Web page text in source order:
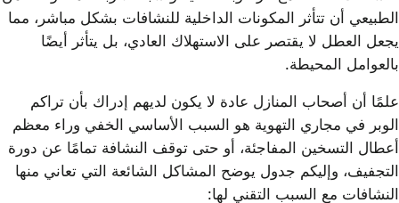
الطبيعي أن تتأثر المكونات الداخلية للنشافات بشكل مباشر، مما
يجعل العطل لا يقتصر على الاستهلاك العادي، بل يتأثر أيضًا
بالعوامل المحيطة.
علمًا أن أصحاب المنازل عادة لا يكون لديهم إدراك بأن تراكم
الوبر في مجاري التهوية هو السبب الأساسي الخفي وراء معظم
أعطال التسخين المفاجئة، أو حتى توقف النشافة تمامًا عن دورة
التجفيف، وإليكم جدول يوضح المشاكل الشائعة التي تعاني منها
النشافات مع السبب التقني لها: